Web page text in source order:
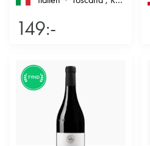
149:-
FYND